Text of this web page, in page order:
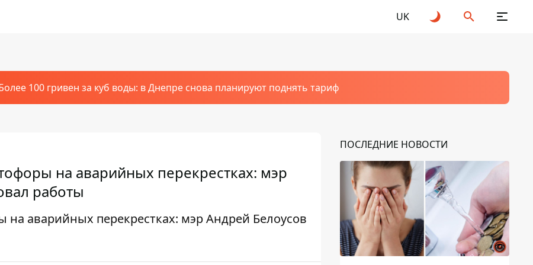
UK
100 гривен за куб воды: в Днепре снова планируют поднять тариф
на аварийных перекрестках: мэр
работы
аварийных перекрестках: мэр Андрей Белоусов
ПОСЛЕДНИЕ НОВОСТИ